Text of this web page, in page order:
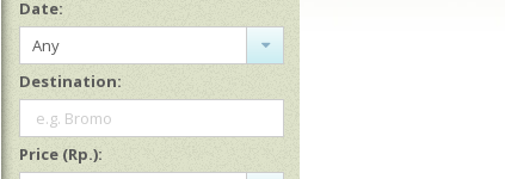
Date:
Any
Destination:
e.g. Bromo
Price (Rp.):